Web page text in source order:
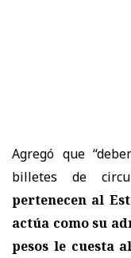
Agregó que
billetes de
pertenecen al
actúa como su
pesos le cuesta